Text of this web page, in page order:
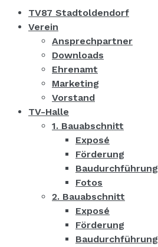
TV87 Stadtoldendorf
Verein
Ansprechpartner
Downloads
Ehrenamt
Marketing
Vorstand
TV-Halle
1. Bauabschnitt
Exposé
Förderung
Baudurchführung
Fotos
2. Bauabschnitt
Exposé
Förderung
Baudurchführung